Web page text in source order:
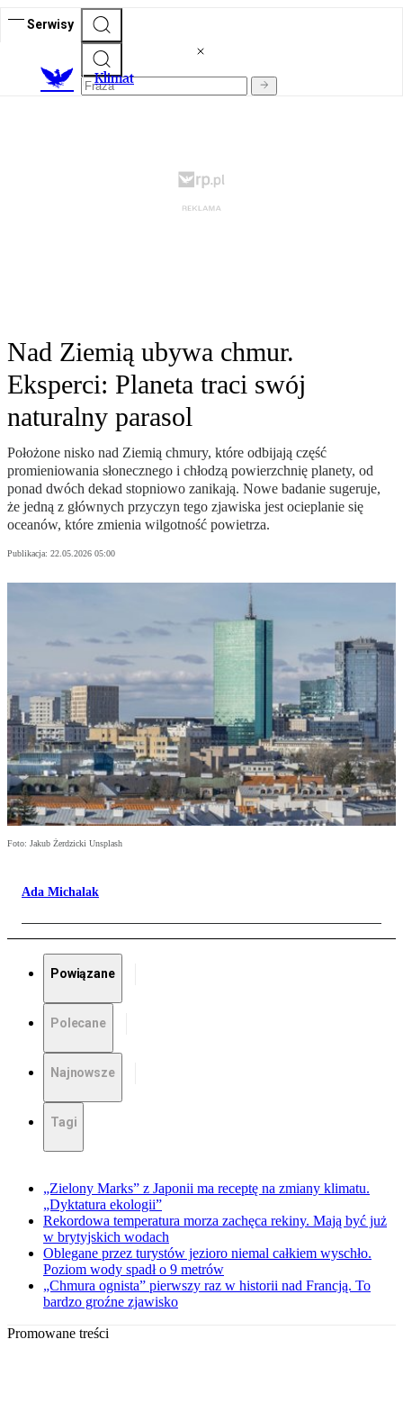
Serwisy
Klimat
Nad Ziemią ubywa chmur.
Eksperci: Planeta traci swój
naturalny parasol
Położone nisko nad Ziemią chmury, które odbijają część
promieniowania słonecznego i chłodzą powierzchnię planety, od
ponad dwóch dekad stopniowo zanikają. Nowe badanie sugeruje,
że jedną z głównych przyczyn tego zjawiska jest ocieplanie się
oceanów, które zmienia wilgotność powietrza.
Publikacja: 22.05.2026 05:00
Foto: Jakub Żerdzicki Unsplash
Ada Michalak
Powiązane
Polecane
Najnowsze
Tagi
„Zielony Marks” z Japonii ma receptę na zmiany klimatu.
„Dyktatura ekologii”
Rekordowa temperatura morza zachęca rekiny. Mają być już
w brytyjskich wodach
Oblegane przez turystów jezioro niemal całkiem wyschło.
Poziom wody spadł o 9 metrów
„Chmura ognista” pierwszy raz w historii nad Francją. To
bardzo groźne zjawisko
Promowane treści